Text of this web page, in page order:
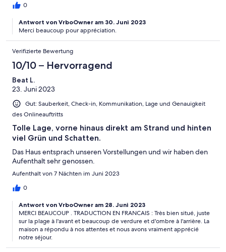
les plats à emporter du traiteur italien, la table de Vania !!
0
Antwort von VrboOwner am 30. Juni 2023
Merci beaucoup pour appréciation.
Verifizierte Bewertung
10/10 – Hervorragend
Beat L.
23. Juni 2023
Gut: Sauberkeit, Check-in, Kommunikation, Lage und Genauigkeit
des Onlineauftritts
Tolle Lage, vorne hinaus direkt am Strand und hinten
viel Grün und Schatten.
Das Haus entsprach unseren Vorstellungen und wir haben den
Aufenthalt sehr genossen.
Aufenthalt von 7 Nächten im Juni 2023
0
Antwort von VrboOwner am 28. Juni 2023
MERCI BEAUCOUP . TRADUCTION EN FRANCAIS : Très bien situé, juste
sur la plage à l'avant et beaucoup de verdure et d'ombre à l'arrière. La
maison a répondu à nos attentes et nous avons vraiment apprécié
notre séjour.